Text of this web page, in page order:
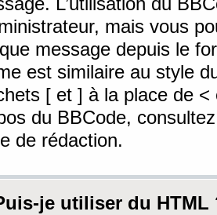
mais vous
message depuis le
est similaire au style
[ et ] à la place de <
du BBCode,
de rédaction.
je utiliser du HTML